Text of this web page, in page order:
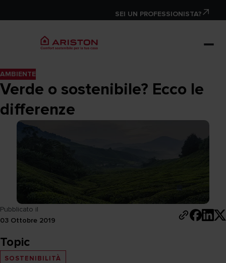
SEI UN PROFESSIONISTA?
AMBIENTE
Verde o sostenibile? Ecco le
differenze
Pubblicato il
03 Ottobre 2019
Topic
SOSTENIBILITÀ